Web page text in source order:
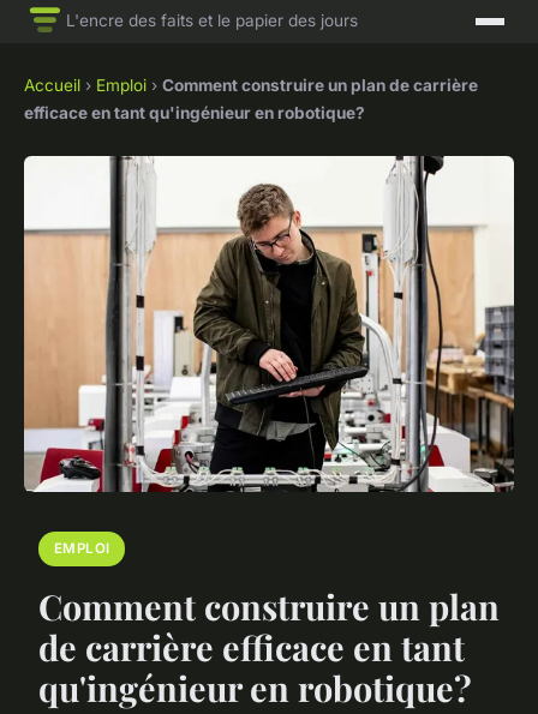
L'encre des faits et le papier des jours
Accueil › Emploi › Comment construire un plan de carrière
efficace en tant qu'ingénieur en robotique?
EMPLOI
Comment construire un plan
de carrière efficace en tant
qu'ingénieur en robotique?